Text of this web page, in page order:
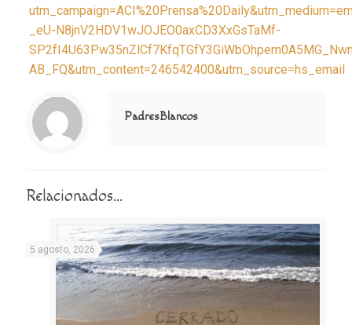
_eU-N8jnV2HDV1wJOJEO0axCD3XxGsTaMf-
AB_FQ&utm_content=246542400&utm_source=hs_email
Notice
: Trying to access array offset on value of type null in
/home/misioner/public_html/padresblancos/themes/betheme/includes/content-single.php
on line
286
PadresBlancos
Relacionados...
5 agosto, 2026